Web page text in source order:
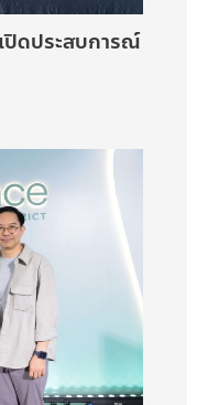
ปิดประสบการณ์